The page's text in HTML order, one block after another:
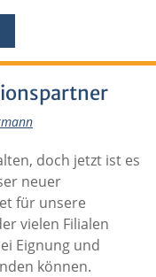
doch jetzt ist es
neuer
für unsere
vielen Filialen
Eignung und
können.